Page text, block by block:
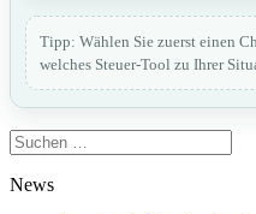
Tipp: Wählen Sie zuerst einen
welches Steuer-Tool zu Ihrer
Suchen
nach:
News